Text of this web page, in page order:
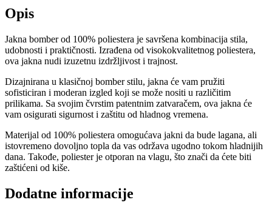
Opis
Jakna bomber od 100% poliestera je savršena kombinacija stila,
udobnosti i praktičnosti. Izrađena od visokokvalitetnog poliestera,
ova jakna nudi izuzetnu izdržljivost i trajnost.
Dizajnirana u klasičnoj bomber stilu, jakna će vam pružiti
sofisticiran i moderan izgled koji se može nositi u različitim
prilikama. Sa svojim čvrstim patentnim zatvaračem, ova jakna će
vam osigurati sigurnost i zaštitu od hladnog vremena.
Materijal od 100% poliestera omogućava jakni da bude lagana, ali
istovremeno dovoljno topla da vas održava ugodno tokom hladnijih
dana. Takođe, poliester je otporan na vlagu, što znači da ćete biti
zaštićeni od kiše.
Dodatne informacije